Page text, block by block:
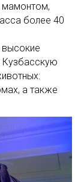
мамонтом,
более 40
высокие
Кузбасскую
а также